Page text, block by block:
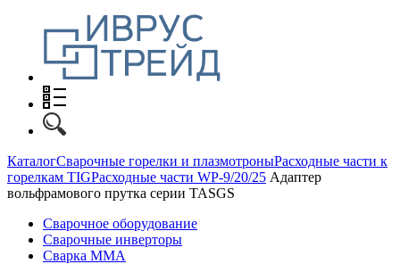
КаталогСварочные горелки и плазмотроныРасходные части к
горелкам TIGРасходные части WP-9/20/25 Адаптер
вольфрамового прутка серии TASGS
Сварочное оборудование
Сварочные инверторы
Сварка MMA